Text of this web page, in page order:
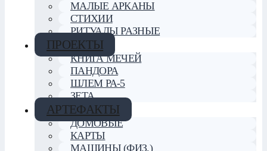
МАЛЫЕ АРКАНЫ
СТИХИИ
РИТУАЛЫ РАЗНЫЕ
ПРОЕКТЫ
КНИГА МЕЧЕЙ
ПАНДОРА
ШЛЕМ РА-5
ЗЕТА
АРТЕФАКТЫ
ДОМОВЫЕ
КАРТЫ
МАШИНЫ (ФИЗ.)